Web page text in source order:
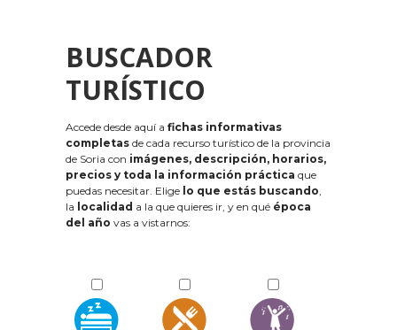
BUSCADOR
TURÍSTICO
Accede desde aquí a fichas informativas
completas de cada recurso turístico de la provincia
de Soria con imágenes, descripción, horarios,
precios y toda la información práctica que
puedas necesitar. Elige lo que estás buscando,
la localidad a la que quieres ir, y en qué época
del año vas a vistarnos: